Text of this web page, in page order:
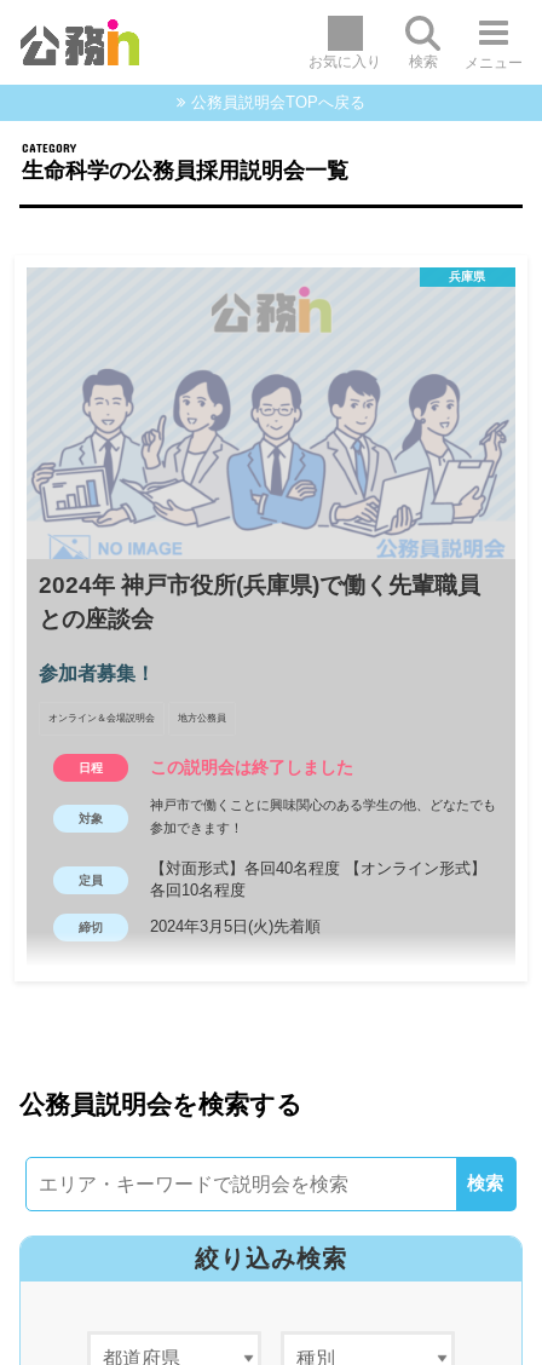
お気に入り 検索 メニュー
公務員説明会TOPへ戻る
生命科学の公務員採用説明会一覧
兵庫県
2024年 神戸市役所(兵庫県)で働く先輩職員
との座談会
参加者募集！
オンライン＆会場説明会 地方公務員
日程 この説明会は終了しました
対象
神戸市で働くことに興味関心のある学生の他、どなたでも
参加できます！
定員
【対面形式】各回40名程度 【オンライン形式】
各回10名程度
締切 2024年3月5日(火)先着順
能です。 ぜひご参加ください。
公務員説明会を検索する
絞り込み検索